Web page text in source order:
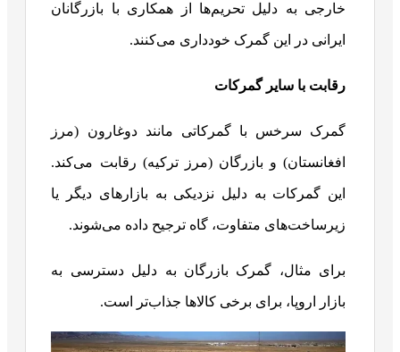
خارجی به دلیل تحریم‌ها از همکاری با بازرگانان
ایرانی در این گمرک خودداری می‌کنند.
رقابت با سایر گمرکات
گمرک سرخس با گمرکاتی مانند دوغارون (مرز
افغانستان) و بازرگان (مرز ترکیه) رقابت می‌کند.
این گمرکات به دلیل نزدیکی به بازارهای دیگر یا
زیرساخت‌های متفاوت، گاه ترجیح داده می‌شوند.
برای مثال، گمرک بازرگان به دلیل دسترسی به
بازار اروپا، برای برخی کالاها جذاب‌تر است.